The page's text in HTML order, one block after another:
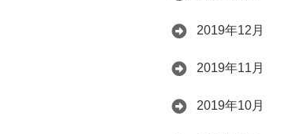
2019年12月
2019年11月
2019年10月